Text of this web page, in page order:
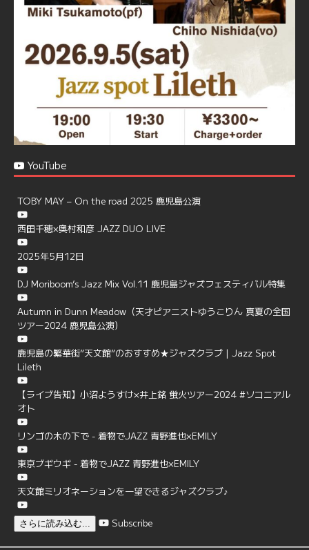
6 7 Twitter
Load More
YouTube
TOBY MAY – On the road 2025 鹿児島公演
西田千穂×奥村和彦 JAZZ DUO LIVE
2025年5月12日
DJ Moriboom’s Jazz Mix Vol.11 鹿児島ジャズフェスティバル特集
Autumn in Dunn Meadow（天才ピアニストゆうこりん 真夏の全国
ツアー2024 鹿児島公演）
鹿児島の繁華街”天文館”のおすすめ★ジャズクラブ | Jazz Spot
Lileth
【ライブ告知】小沼ようすけ×井上銘 蛍火ツアー2024 #ソコニアル
オト
リンゴの木の下で - 着物でJAZZ 青野進也×EMILY
東京ブギウギ - 着物でJAZZ 青野進也×EMILY
天文館ミリオネーションを一望できるジャズクラブ♪
さらに読み込む... Subscribe